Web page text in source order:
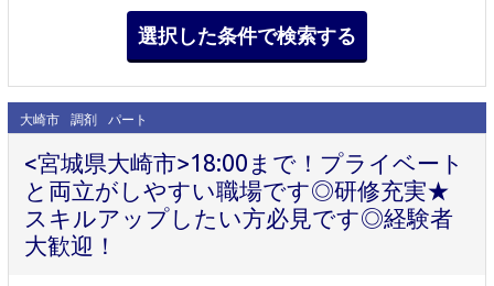
大崎市 調剤 パート
<宮城県大崎市>18:00まで！プライベート
と両立がしやすい職場です◎研修充実★
スキルアップしたい方必見です◎経験者
大歓迎！